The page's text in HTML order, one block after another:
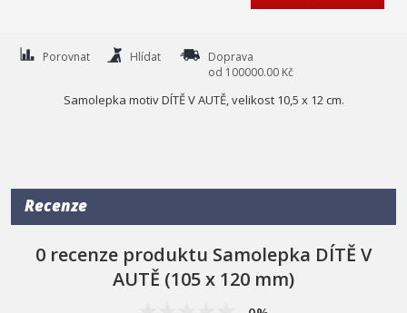
Porovnat Hlídat
Doprava
od 100000.00 Kč
Samolepka motiv DÍTĚ V AUTĚ, velikost 10,5 x 12 cm.
Recenze
0 recenze produktu Samolepka DÍTĚ V
AUTĚ (105 x 120 mm)